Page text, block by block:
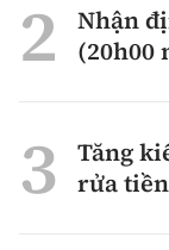
Nhận
(20h00
Tăng
rửa